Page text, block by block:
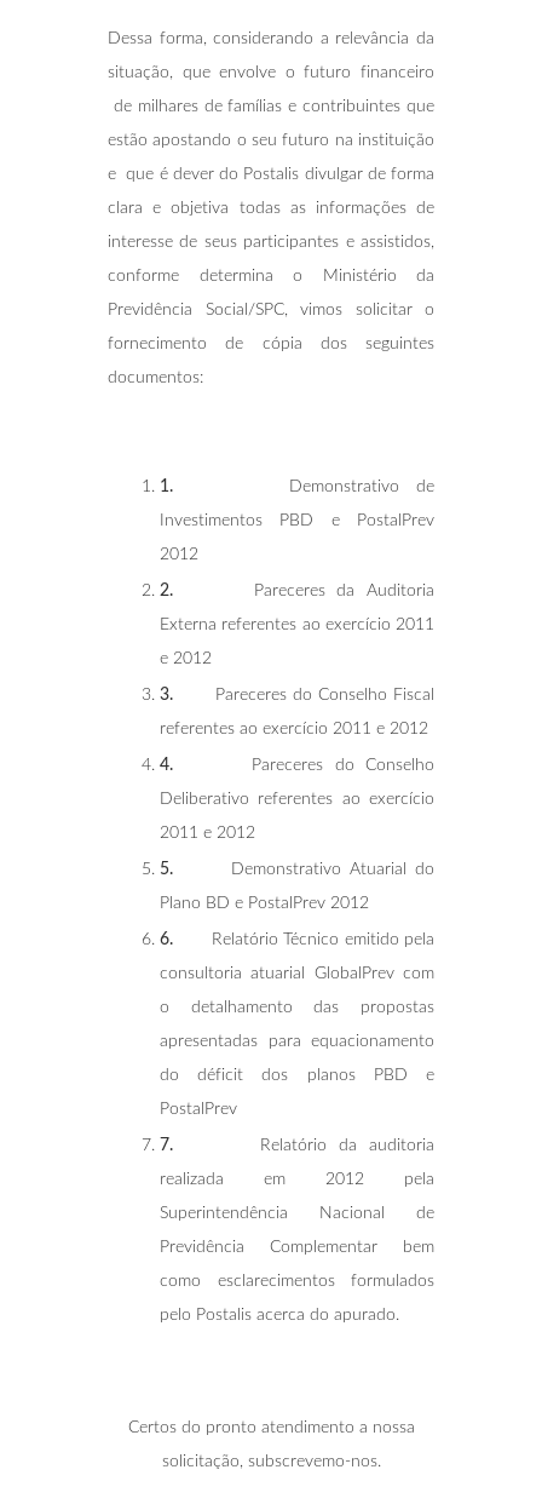
Dessa forma, considerando a relevância da
situação, que envolve o futuro financeiro
de milhares de famílias e contribuintes que
estão apostando o seu futuro na instituição
e que é dever do Postalis divulgar de forma
clara e objetiva todas as informações de
interesse de seus participantes e assistidos,
conforme determina o Ministério da
Previdência Social/SPC, vimos solicitar o
fornecimento de cópia dos seguintes
documentos:
1.
Demonstrativo de
Investimentos PBD e PostalPrev
2012
2.
Pareceres da Auditoria
Externa referentes ao exercício 2011
e 2012
3.
Pareceres do Conselho Fiscal
referentes ao exercício 2011 e 2012
4.
Pareceres do Conselho
Deliberativo referentes ao exercício
2011 e 2012
5.
Demonstrativo Atuarial do
Plano BD e PostalPrev 2012
6.
Relatório Técnico emitido pela
consultoria atuarial GlobalPrev com
o detalhamento das propostas
apresentadas para equacionamento
do déficit dos planos PBD e
PostalPrev
7.
Relatório da auditoria
realizada em 2012 pela
Superintendência Nacional de
Previdência Complementar bem
como esclarecimentos formulados
pelo Postalis acerca do apurado.
Certos do pronto atendimento a nossa
solicitação, subscrevemo-nos.